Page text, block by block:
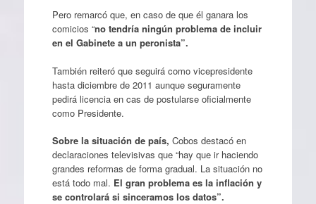
Pero remarcó que, en caso de que él ganara los
comicios “no tendría ningún problema de incluir
en el Gabinete a un peronista”.
También reiteró que seguirá como vicepresidente
hasta diciembre de 2011 aunque seguramente
pedirá licencia en cas de postularse oficialmente
como Presidente.
Sobre la situación de país, Cobos destacó en
declaraciones televisivas que “hay que ir haciendo
grandes reformas de forma gradual. La situación no
está todo mal. El gran problema es la inflación y
se controlará si sinceramos los datos”.